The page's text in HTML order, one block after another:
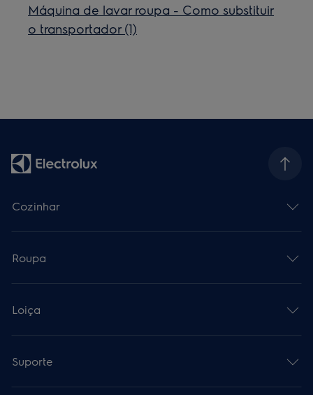
Máquina de lavar roupa - Como substituir
o transportador (1)
Cozinhar
Roupa
Loiça
Suporte